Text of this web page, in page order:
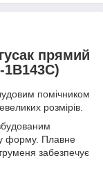
прямий
1B143C)
помічником
розмірів.
форму. Плавне
забезпечує